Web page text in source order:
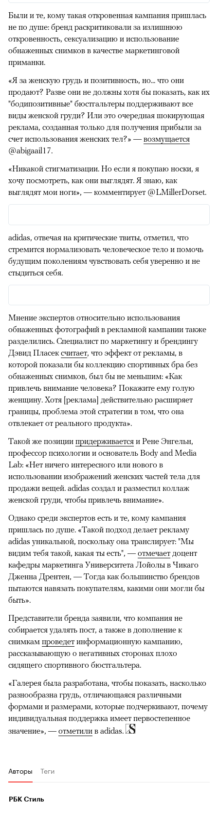
Были и те, кому такая откровенная кампания пришлась
не по душе: бренд раскритиковали за излишнюю
откровенность, сексуализацию и использование
обнаженных снимков в качестве маркетинговой
приманки.
«Я за женскую грудь и позитивность, но... что они
продают? Разве они не должны хотя бы показать, как их
"бодипозитивные" бюстгальтеры поддерживают все
виды женской груди? Или это очередная шокирующая
реклама, созданная только для получения прибыли за
счет использования женских тел?» — возмущается
@abigaail17.
«Никакой стигматизации. Но если я покупаю носки, я
хочу посмотреть, как они выглядят. Я знаю, как
выглядят мои ноги», — комментирует @LMillerDorset.
adidas, отвечая на критические твиты, отметил, что
стремится нормализовать человеческое тело и помочь
будущим поколениям чувствовать себя уверенно и не
стыдиться себя.
Мнение экспертов относительно использования
обнаженных фотографий в рекламной кампании также
разделились. Специалист по маркетингу и брендингу
Дэвид Пласек считает, что эффект от рекламы, в
которой показали бы коллекцию спортивных бра без
обнаженных снимков, был бы не меньшим: «Как
привлечь внимание человека? Покажите ему голую
женщину. Хотя [реклама] действительно расширяет
границы, проблема этой стратегии в том, что она
отвлекает от реального продукта».
Такой же позиции придерживается и Рене Энгельн,
профессор психологии и основатель Body and Media
Lab: «Нет ничего интересного или нового в
использовании изображений женских частей тела для
продажи вещей. adidas создал и разместил коллаж
женской груди, чтобы привлечь внимание».
Однако среди экспертов есть и те, кому кампания
пришлась по душе. «Такой подход делает рекламу
adidas уникальной, поскольку она транслирует: "Мы
видим тебя такой, какая ты есть", — отмечает доцент
кафедры маркетинга Университета Лойолы в Чикаго
Дженна Дрентен, — Тогда как большинство брендов
пытаются навязать покупателям, какими они могли бы
быть».
Представители бренда заявили, что компания не
собирается удалять пост, а также в дополнение к
снимкам проведет информационную кампанию,
рассказывающую о негативных сторонах плохо
сидящего спортивного бюстгальтера.
«Галерея была разработана, чтобы показать, насколько
разнообразна грудь, отличающаяся различными
формами и размерами, которые подчеркивают, почему
индивидуальная поддержка имеет первостепенное
значение», — отметили в adidas.
Авторы Теги
РБК Стиль